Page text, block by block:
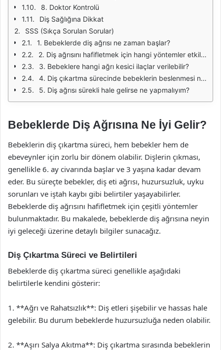
8. Doktor Kontrolü
Diş Sağlığına Dikkat
SSS (Sıkça Sorulan Sorular)
1. Bebeklerde diş ağrısı ne zaman başlar?
2. Diş ağrısını hafifletmek için hangi yöntemler etkilidir?
3. Bebeklere hangi ağrı kesici ilaçlar verilebilir?
4. Diş çıkartma sürecinde bebeklerin beslenmesi nasıl olmalıdır?
5. Diş ağrısı sürekli hale gelirse ne yapmalıyım?
Bebeklerde Diş Ağrısına Ne İyi Gelir?
Bebeklerin diş çıkartma süreci, hem bebekler hem de
ebeveynler için zorlu bir dönem olabilir. Dişlerin çıkması,
genellikle 6. ay civarında başlar ve 3 yaşına kadar devam
eder. Bu süreçte bebekler, diş eti ağrısı, huzursuzluk, uyku
sorunları ve iştah kaybı gibi belirtiler yaşayabilirler.
Bebeklerde diş ağrısını hafifletmek için çeşitli yöntemler
bulunmaktadır. Bu makalede, bebeklerde diş ağrısına neyin
iyi geleceği üzerine detaylı bilgiler sunacağız.
Diş Çıkartma Süreci ve Belirtileri
Bebeklerde diş çıkartma süreci genellikle aşağıdaki
belirtilerle kendini gösterir:
1. **Ağrı ve Rahatsızlık**: Diş etleri şişebilir ve hassas hale
gelebilir. Bu durum bebeklerde huzursuzluğa neden olabilir.
2. **Aşırı Salya Akıtma**: Diş çıkartma sırasında bebeklerin